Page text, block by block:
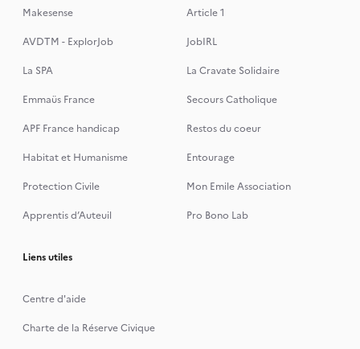
Makesense
Article 1
AVDTM - ExplorJob
JobIRL
La SPA
La Cravate Solidaire
Emmaüs France
Secours Catholique
APF France handicap
Restos du coeur
Habitat et Humanisme
Entourage
Protection Civile
Mon Emile Association
Apprentis d’Auteuil
Pro Bono Lab
Liens utiles
Centre d'aide
Charte de la Réserve Civique